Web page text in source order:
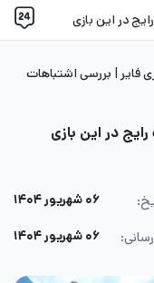
در این بازی
فایر | بررسی اشتباهات
در این بازی
۰۶ شهریور ۱۴۰۴
۰۶ شهریور ۱۴۰۴